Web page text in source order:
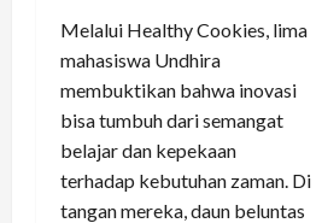
Melalui Healthy Cookies, lima
mahasiswa Undhira
membuktikan bahwa inovasi
bisa tumbuh dari semangat
belajar dan kepekaan
terhadap kebutuhan zaman. Di
tangan mereka, daun beluntas